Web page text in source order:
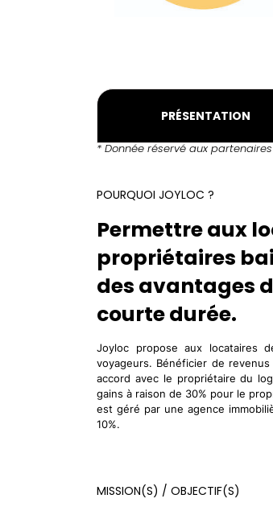
PRÉSENTATION
* Donnée réservé aux
POURQUOI JOYLOC ?
Permettre aux
propriétaires
des avantages
courte durée.
Joyloc propose aux locataires
voyageurs. Bénéficier de
accord avec le propriétaire du
gains à raison de 30% pour le
est géré par une agence
10%.
MISSION(S) / OBJECTIF(S)